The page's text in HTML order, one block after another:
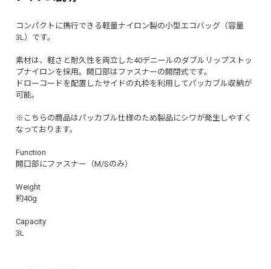
コンパクトに携行できる軽量ナイロン製の小型エコバッグ（容量
3L）です。
素材は、軽さと耐久性を両立した40デニールのダブルリップストッ
プナイロンを採用。開口部はファスナーの開閉式です。
ドローコードを配置したサイドの丸枠を利用してパッカブル収納が
可能。
※こちらの商品はパッカブル仕様のため製品にシワが発生しやすく
なっております。
Function
開口部にファスナー（M/Sのみ）
Weight
約40g
Capacity
3L